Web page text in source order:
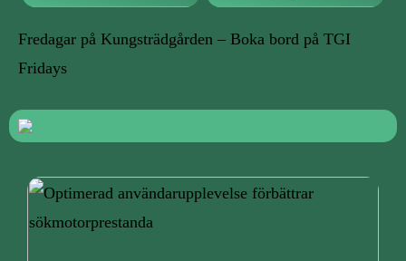
Fredagar på Kungsträdgården – Boka bord på TGI
Fridays